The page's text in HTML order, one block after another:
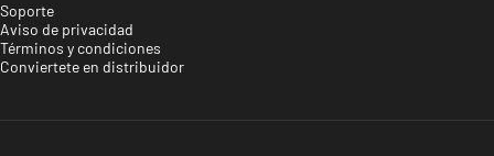
Soporte
Aviso de privacidad
Términos y condiciones
Conviertete en distribuidor